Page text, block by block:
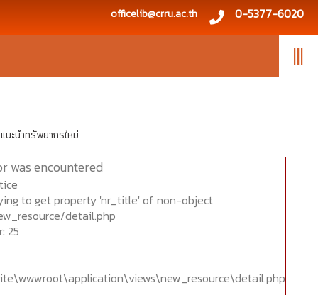
officelib@crru.ac.th 0-5377-6020
|||
นะนำทรัพยากรใหม่
was encountered
to get property 'nr_title' of non-object
detail.php
25